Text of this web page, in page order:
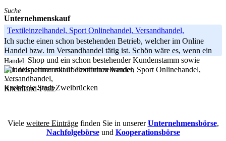
Suche
Unternehmenskauf
Textileinzelhandel, Sport Onlinehandel, Versandhandel,
Ich suche einen schon bestehenden Betrieb, welcher im Online
Handel bzw. im Versandhandel tätig ist. Schön wäre es, wenn ein
Online Shop und ein schon bestehender Kundenstamm sowie
Handelspartner mit übernommen werden
-----
Rheinland-Pfalz
Handel
Kreisfreie Stadt Zweibrücken
Viele weitere Einträgefinden Sie in unsererUnternehmensbörse,
Nachfolgebörseund Kooperationsbörse